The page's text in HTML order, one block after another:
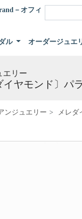
－オフィ
ル オーダージュエ
エリー
イヤモンド〕
ンジュエリー メレダ